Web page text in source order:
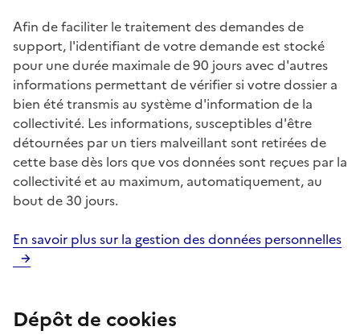
Afin de faciliter le traitement des demandes de
support, l'identifiant de votre demande est stocké
pour une durée maximale de 90 jours avec d'autres
informations permettant de vérifier si votre dossier a
bien été transmis au système d'information de la
collectivité. Les informations, susceptibles d'être
détournées par un tiers malveillant sont retirées de
cette base dès lors que vos données sont reçues par la
collectivité et au maximum, automatiquement, au
bout de 30 jours.
En savoir plus sur la gestion des données personnelles
Dépôt de cookies